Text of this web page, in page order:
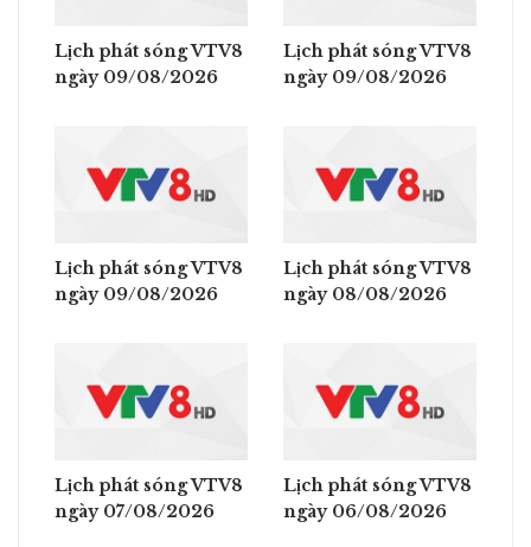
Lịch phát sóng VTV8
ngày 09/08/2026
Lịch phát sóng VTV8
ngày 09/08/2026
Lịch phát sóng VTV8
ngày 09/08/2026
Lịch phát sóng VTV8
ngày 08/08/2026
Lịch phát sóng VTV8
ngày 07/08/2026
Lịch phát sóng VTV8
ngày 06/08/2026